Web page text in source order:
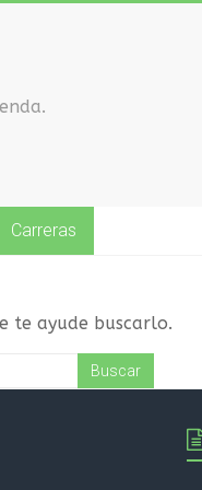
Carreras
te ayude buscarlo.